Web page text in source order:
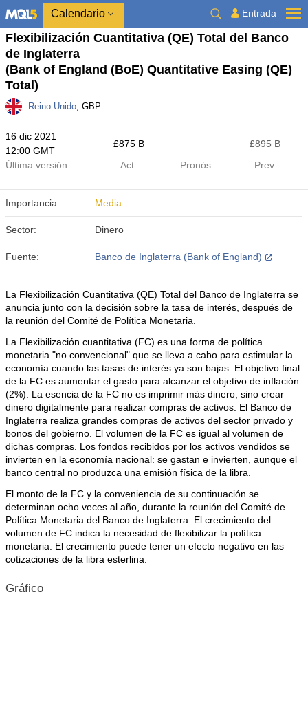
Calendario Entrada
Flexibilización Cuantitativa (QE) Total del Banco
de Inglaterra
(Bank of England (BoE) Quantitative Easing (QE)
Total)
Reino Unido, GBP
16 dic 2021
12:00 GMT
£​875 B
£​895 B
Última versión
Act. Pronós. Prev.
Importancia Media
Sector: Dinero
Fuente: Banco de Inglaterra (Bank of England)
La Flexibilización Cuantitativa (QE) Total del Banco de Inglaterra se
anuncia junto con la decisión sobre la tasa de interés, después de
la reunión del Comité de Política Monetaria.
La Flexibilización cuantitativa (FC) es una forma de política
monetaria "no convencional" que se lleva a cabo para estimular la
economía cuando las tasas de interés ya son bajas. El objetivo final
de la FC es aumentar el gasto para alcanzar el objetivo de inflación
(2%). La esencia de la FC no es imprimir más dinero, sino crear
dinero digitalmente para realizar compras de activos. El Banco de
Inglaterra realiza grandes compras de activos del sector privado y
bonos del gobierno. El volumen de la FC es igual al volumen de
dichas compras. Los fondos recibidos por los activos vendidos se
invierten en la economía nacional: se gastan e invierten, aunque el
banco central no produzca una emisión física de la libra.
El monto de la FC y la conveniencia de su continuación se
determinan ocho veces al año, durante la reunión del Comité de
Política Monetaria del Banco de Inglaterra. El crecimiento del
volumen de FC indica la necesidad de flexibilizar la política
monetaria. El crecimiento puede tener un efecto negativo en las
cotizaciones de la libra esterlina.
Gráfico